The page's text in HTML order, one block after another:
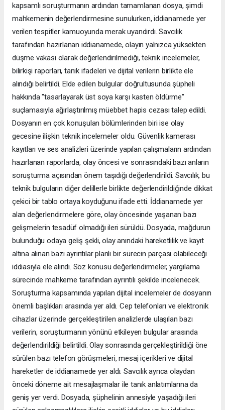
kapsamlı soruşturmanın ardından tamamlanan dosya, şimdi
mahkemenin değerlendirmesine sunulurken, iddianamede yer
verilen tespitler kamuoyunda merak uyandırdı. Savcılık
tarafından hazırlanan iddianamede, olayın yalnızca yüksekten
düşme vakası olarak değerlendirilmediği, teknik incelemeler,
bilirkişi raporları, tanık ifadeleri ve dijital verilerin birlikte ele
alındığı belirtildi. Elde edilen bulgular doğrultusunda şüpheli
hakkında "tasarlayarak üst soya karşı kasten öldürme"
suçlamasıyla ağırlaştırılmış müebbet hapis cezası talep edildi.
Dosyanın en çok konuşulan bölümlerinden biri ise olay
gecesine ilişkin teknik incelemeler oldu. Güvenlik kamerası
kayıtları ve ses analizleri üzerinde yapılan çalışmaların ardından
hazırlanan raporlarda, olay öncesi ve sonrasındaki bazı anların
soruşturma açısından önem taşıdığı değerlendirildi. Savcılık, bu
teknik bulguların diğer delillerle birlikte değerlendirildiğinde dikkat
çekici bir tablo ortaya koyduğunu ifade etti. İddianamede yer
alan değerlendirmelere göre, olay öncesinde yaşanan bazı
gelişmelerin tesadüf olmadığı ileri sürüldü. Dosyada, mağdurun
bulunduğu odaya geliş şekli, olay anındaki hareketlilik ve kayıt
altına alınan bazı ayrıntılar planlı bir sürecin parçası olabileceği
iddiasıyla ele alındı. Söz konusu değerlendirmeler, yargılama
sürecinde mahkeme tarafından ayrıntılı şekilde incelenecek.
Soruşturma kapsamında yapılan dijital incelemeler de dosyanın
önemli başlıkları arasında yer aldı. Cep telefonları ve elektronik
cihazlar üzerinde gerçekleştirilen analizlerde ulaşılan bazı
verilerin, soruşturmanın yönünü etkileyen bulgular arasında
değerlendirildiği belirtildi. Olay sonrasında gerçekleştirildiği öne
sürülen bazı telefon görüşmeleri, mesaj içerikleri ve dijital
hareketler de iddianamede yer aldı. Savcılık ayrıca olaydan
önceki döneme ait mesajlaşmalar ile tanık anlatımlarına da
geniş yer verdi. Dosyada, şüphelinin annesiyle yaşadığı ileri